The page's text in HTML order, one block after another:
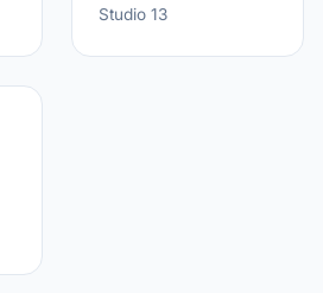
Studio 13